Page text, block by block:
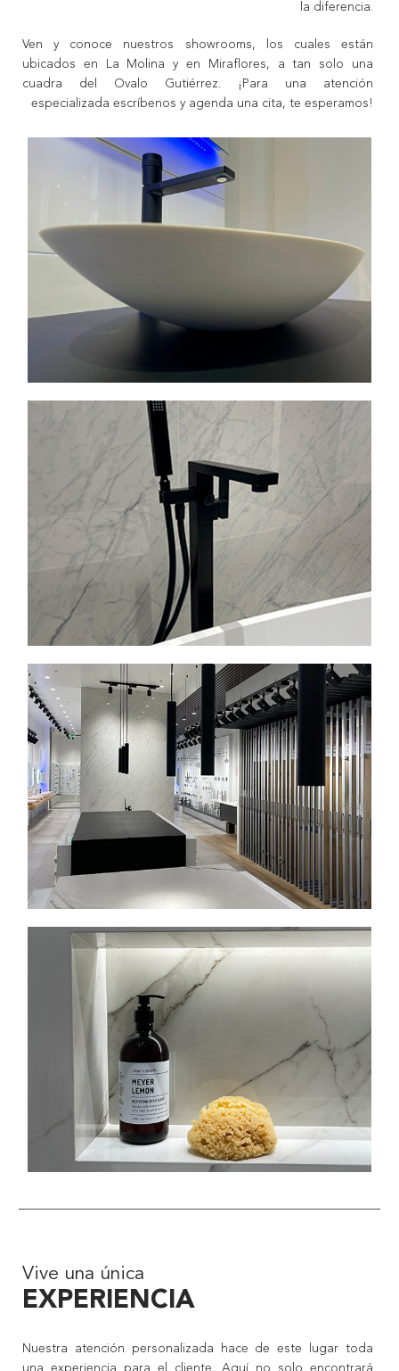
la diferencia.
Ven y conoce nuestros showrooms, los cuales están
ubicados en La Molina y en Miraflores, a tan solo una
cuadra del Ovalo Gutiérrez. ¡Para una atención
especializada escríbenos y agenda una cita, te esperamos!
Vive una única
EXPERIENCIA
Nuestra atención personalizada hace de este lugar toda
una experiencia para el cliente. Aquí no solo encontrará